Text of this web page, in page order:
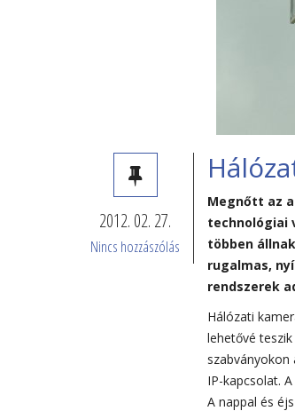
2012. 02. 27.
Nincs hozzászólás
Megnőtt az
technológiai
többen
rugalmas,
rendszerek
Hálózati
lehetővé
IP-kapcsolat.
A nappal és